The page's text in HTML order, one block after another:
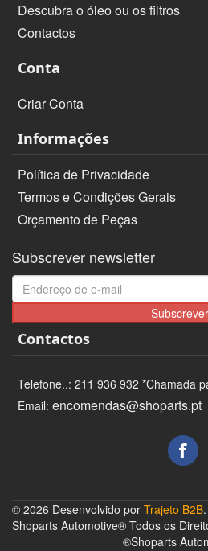
Descubra o óleo ou os filtros
Contactos
Conta
Criar Conta
Informações
Política de Privacidade
Termos e Condições Gerais
Orçamento de Peças
Subscrever newsletter
Subscrever
Contactos
Telefone..: 211 936 932 *Chamada
Email: encomendas@shoparts.pt
© 2026 Desenvolvido por Trajeto B2B.
Shoparts Automotive® Todos os
®Shoparts